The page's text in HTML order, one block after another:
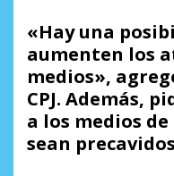
«Hay una
aumenten los
medios»,
CPJ. Además,
a los medios
sean